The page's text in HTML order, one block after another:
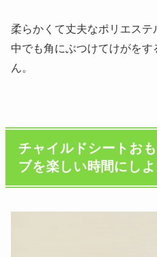
柔らかくて丈夫なポリエステ
中でも角にぶつけてけがをす
ん。
チャイルドシートお
ブを楽しい時間にしよ